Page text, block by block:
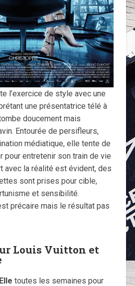
l’exercice de style avec une
une présentatrice télé à
doucement mais
Entourée de persifleurs,
médiatique, elle tente de
pour entretenir son train de vie
avec la réalité est évident, des
sont prises pour cible,
et sensibilité.
précaire mais le résultat pas
Louis Vuitton et
Elle toutes les semaines pour